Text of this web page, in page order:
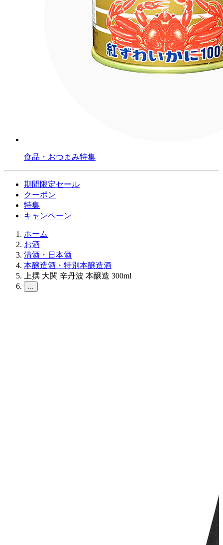
食品・おつまみ特集
期間限定セール
クーポン
特集
キャンペーン
ホーム
お酒
清酒・日本酒
本醸造酒・特別本醸造酒
上撰 大関 辛丹波 本醸造 300ml
...